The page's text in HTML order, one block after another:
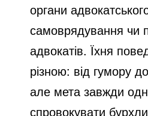
органи
самоврядування чи
адвокатів. Їхня
різною: від гумору
але мета завжди
спровокувати